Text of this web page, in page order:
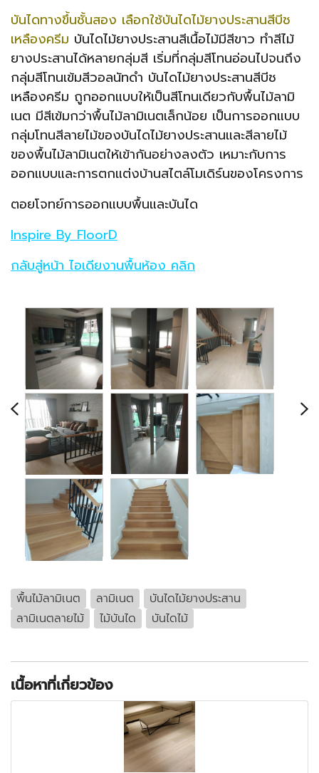
บันไดทางขึ้นชั้นสอง เลือกใช้บันไดไม้ยางประสานสีบีช
เหลืองครีม บันไดไม้ยางประสานสีเนื้อไม้มีสีขาว ทำสีไม้
ยางประสานได้หลายกลุ่มสี เริ่มที่กลุ่มสีโทนอ่อนไปจนถึง
กลุ่มสีโทนเข้มสีวอลนัทดำ บันไดไม้ยางประสานสีบีช
เหลืองครีม ถูกออกแบบให้เป็นสีโทนเดียวกับพื้นไม้ลามิ
เนต มีสีเข้มกว่าพื้นไม้ลามิเนตเล็กน้อย เป็นการออกแบบ
กลุ่มโทนสีลายไม้ของบันไดไม้ยางประสานและสีลายไม้
ของพื้นไม้ลามิเนตให้เข้ากันอย่างลงตัว เหมาะกับการ
ออกแบบและการตกแต่งบ้านสไตล์โมเดิร์นของโครงการ
ตอยโจทย์การออกแบบพื้นและบันได
Inspire By FloorD
กลับสู่หน้า ไอเดียงานพื้นห้อง คลิก
พื้นไม้ลามิเนต ลามิเนต
บันไดไม้ยางประสาน
ลามิเนตลายไม้
ไม้บันได บันไดไม้
เนื้อหาที่เกี่ยวข้อง